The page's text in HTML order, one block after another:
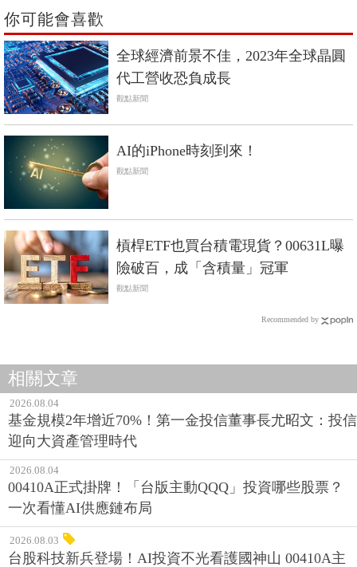
你可能會喜歡
全球經濟前景不佳，2023年全球晶圓
代工營收恐負成長
觀點新聞
AI的iPhone時刻到來！
觀點新聞
槓桿ETF也買台積電現貨？00631L曝
險破百，成「含積量」冠軍
觀點新聞
Recommended by
相關文章
2026.08.04
基金規模2年增近70%！第一金投信董事長尤昭文：投信
迎向大資產管理時代
2026.08.04
00410A正式掛牌！「台版主動QQQ」投資哪些股票？
一次看懂AI供應鏈布局
2026.08.03
台股科技新兵登場！AI投資不光看護國神山 00410A主